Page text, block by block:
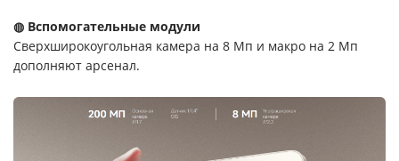
◍ Вспомогательные модули
Сверхширокоугольная камера на 8 Мп и макро на 2 Мп
дополняют арсенал.